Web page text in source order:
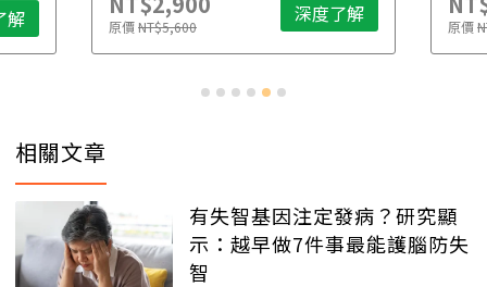
解 原價NT$5,600 深度了解 原價
相關文章
有失智基因注定發病？研究顯
示：越早做7件事最能護腦防失
智